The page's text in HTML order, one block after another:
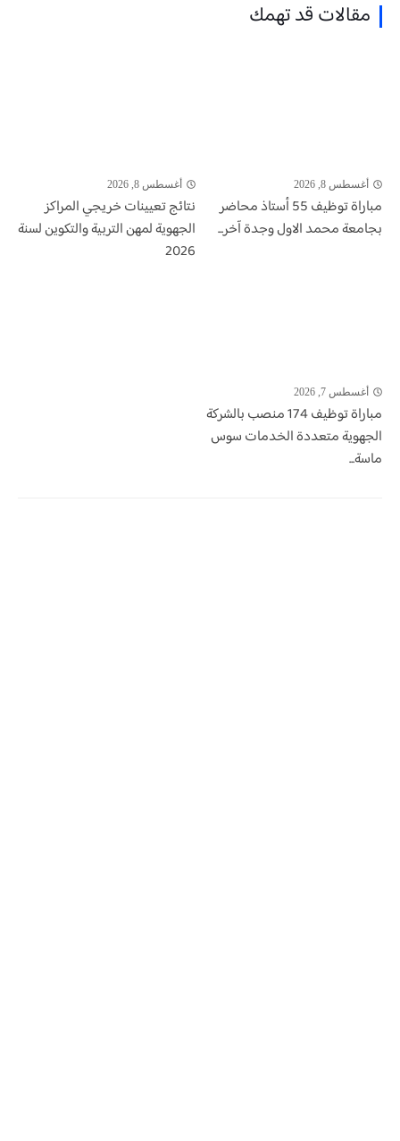
مقالات قد تهمك
أغسطس 8, 2026
مباراة توظيف 55 أستاذ محاضر
بجامعة محمد الاول وجدة آخر...
أغسطس 8, 2026
نتائج تعيينات خريجي المراكز
الجهوية لمهن التربية والتكوين لسنة
2026
أغسطس 7, 2026
مباراة توظيف 174 منصب بالشركة
الجهوية متعددة الخدمات سوس
ماسة...